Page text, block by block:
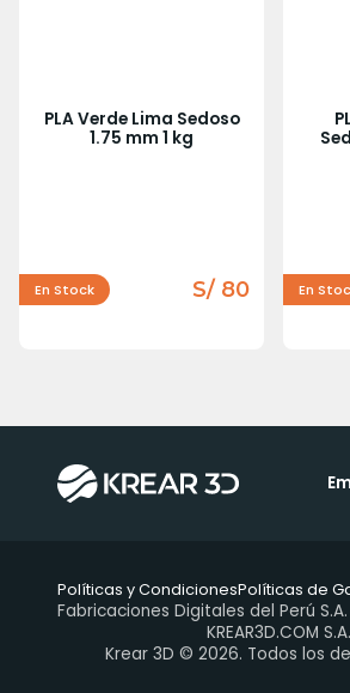
PLA Verde Lima Sedoso
1.75 mm 1 kg
En Stock S/ 80 En
Políticas y CondicionesPolíticas de
Fabricaciones Digitales del Perú
KREAR3D.COM
Krear 3D © 2026. Todos los